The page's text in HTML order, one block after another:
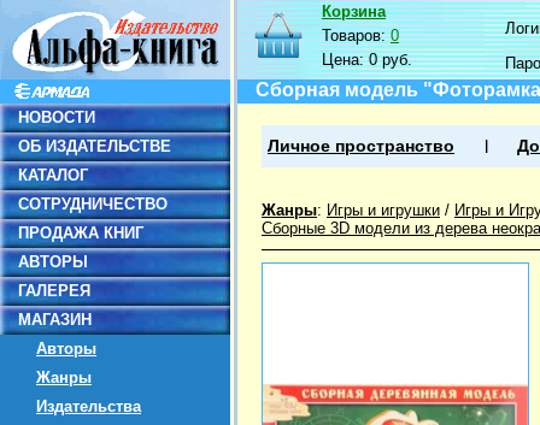
НОВОСТИ
ОБ ИЗДАТЕЛЬСТВЕ
КАТАЛОГ
СОТРУДНИЧЕСТВО
ПРОДАЖА КНИГ
АВТОРЫ
ГАЛЕРЕЯ
МАГАЗИН
Авторы
Жанры
Издательства
Корзина
Товаров:0
Цена:0 руб.
Сборная модель
Личное пространство
Жанры: Игры и игрушки / Игры и
Сборные 3D модели из дерева